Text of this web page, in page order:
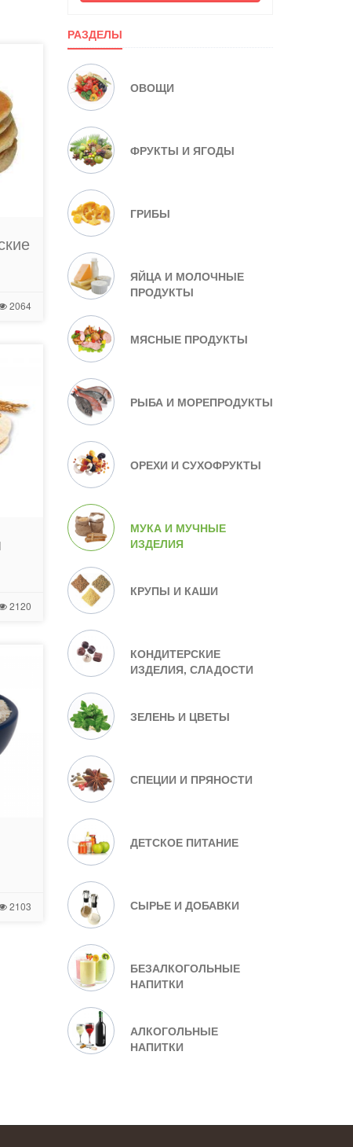
2064
2120
2103
РАЗДЕЛЫ
ОВОЩИ
ФРУКТЫ И ЯГОДЫ
ГРИБЫ
ЯЙЦА И МОЛОЧНЫЕ
ПРОДУКТЫ
МЯСНЫЕ ПРОДУКТЫ
РЫБА И МОРЕПРОДУКТЫ
ОРЕХИ И СУХОФРУКТЫ
МУКА И МУЧНЫЕ
ИЗДЕЛИЯ
КРУПЫ И КАШИ
КОНДИТЕРСКИЕ
ИЗДЕЛИЯ, СЛАДОСТИ
ЗЕЛЕНЬ И ЦВЕТЫ
СПЕЦИИ И ПРЯНОСТИ
ДЕТСКОЕ ПИТАНИЕ
СЫРЬЕ И ДОБАВКИ
БЕЗАЛКОГОЛЬНЫЕ
НАПИТКИ
АЛКОГОЛЬНЫЕ
НАПИТКИ